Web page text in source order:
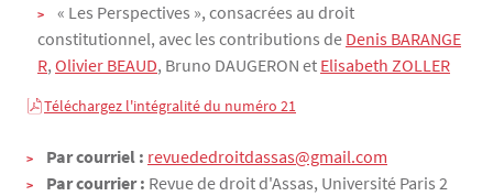
« Les Perspectives », consacrées au droit
constitutionnel, avec les contributions de Denis BARANGE
R, Olivier BEAUD, Bruno DAUGERON et Elisabeth ZOLLER
Téléchargez l'intégralité du numéro 21
Contact
Par courriel : revuededroitdassas@gmail.com
Par courrier : Revue de droit d'Assas, Université Paris 2